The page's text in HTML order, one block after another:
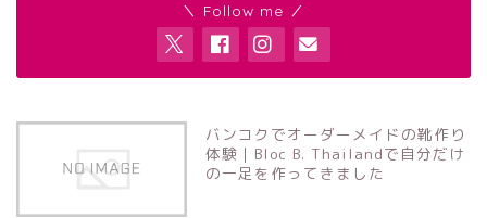
＼ Follow me ／
バンコクでオーダーメイドの靴作り
体験｜Bloc B. Thailandで自分だけ
の一足を作ってきました